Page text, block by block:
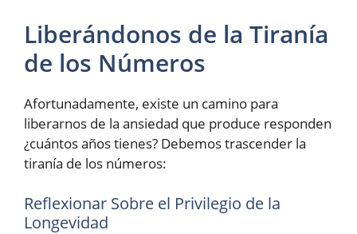
Liberándonos de la Tiranía
de los Números
Afortunadamente, existe un camino para
liberarnos de la ansiedad que produce responden
¿cuántos años tienes? Debemos trascender la
tiranía de los números:
Reflexionar Sobre el Privilegio de la
Longevidad